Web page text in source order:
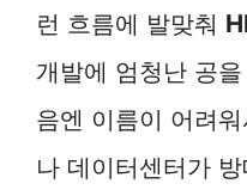
런 흐름에 발맞춰
개발에 엄청난 공
음엔 이름이 어려
나 데이터센터가